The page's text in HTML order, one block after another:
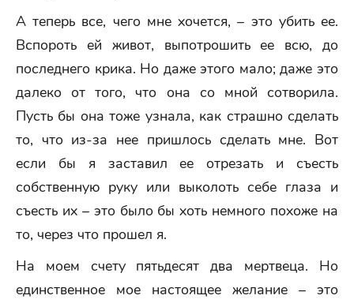
А теперь все, чего мне хочется, – это убить ее.
Вспороть ей живот, выпотрошить ее всю, до
последнего крика. Но даже этого мало; даже это
далеко от того, что она со мной сотворила.
Пусть бы она тоже узнала, как страшно сделать
то, что из-за нее пришлось сделать мне. Вот
если бы я заставил ее отрезать и съесть
собственную руку или выколоть себе глаза и
съесть их – это было бы хоть немного похоже на
то, через что прошел я.
На моем счету пятьдесят два мертвеца. Но
единственное мое настоящее желание – это